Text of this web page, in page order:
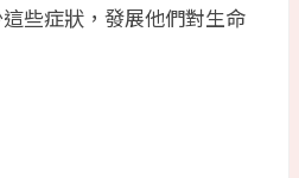
些症狀，發展他們對生命